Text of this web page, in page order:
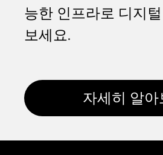
능한 인프라로 디지
보세요.
자세히 알아